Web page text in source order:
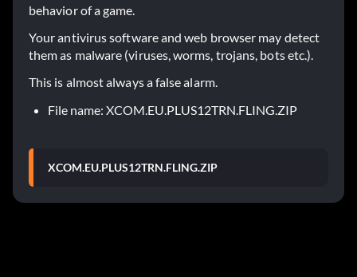
behavior of a game.
Your antivirus software and web browser may detect
them as malware (viruses, worms, trojans, bots etc.).
This is almost always a false alarm.
File name: XCOM.EU.PLUS12TRN.FLING.ZIP
XCOM.EU.PLUS12TRN.FLING.ZIP